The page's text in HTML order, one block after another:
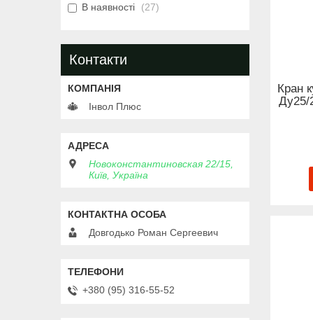
Кран
Ду25/
В наявності
27
Контакти
Інвол Плюс
Новоконстантиновская 22/15,
Київ, Україна
Довгодько Роман Сергеевич
+380 (95) 316-55-52